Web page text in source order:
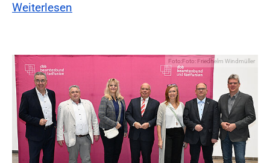
Weiterlesen
Foto:Foto: Friedhelm Windmüller